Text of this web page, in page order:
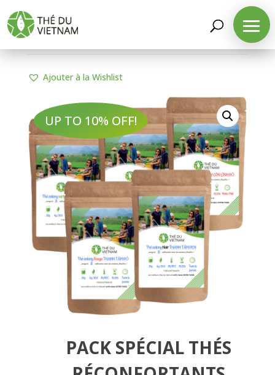
LA BOUTIQUE
/ PACK
Ajouter à la Wishlist
UP TO 10% OFF!
PACK SPÉCIAL THÉS